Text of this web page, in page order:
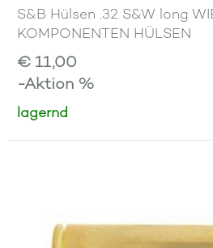
S&B Hülsen .32 S&W long
KOMPONENTEN HÜLSEN
€ 11,00
-Aktion %
lagernd